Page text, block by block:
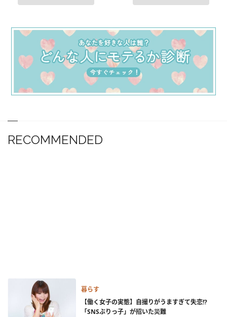
RECOMMENDED
暮らす
【働く女子の実態】自撮りがうますぎて失恋!?
「SNSぶりっ子」が招いた災難